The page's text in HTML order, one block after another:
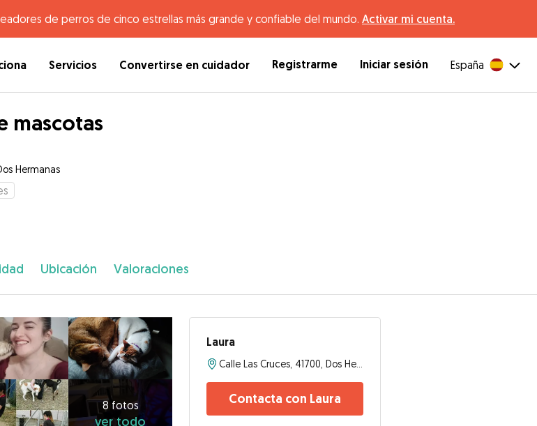
de perros de cinco estrellas más grande y confiable del mundo. Activar mi cuenta.
Servicios Convertirse en cuidador Registrarme Iniciar sesión España
mascotas
Hermanas
Ubicación Valoraciones
8 fotos
ver todo
Laura
Contacta con Laura